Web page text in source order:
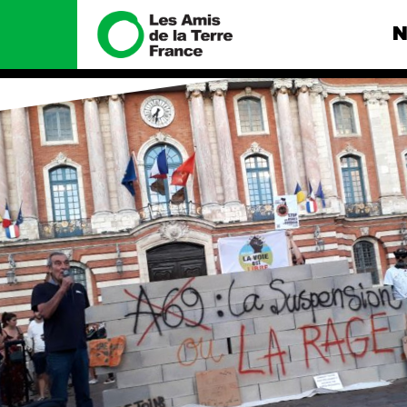
Nous connaître
Histoire
Manifeste
Missions et méthodes
Valeurs
Équipes et
fonctionnement
Le réseau dans le monde
Nos alliés
Je soutiens les Amis de la
Terre
Nos
Total, rendez-
tribunal
Gaz « naturel
enfumage
Mode : une
destructrice
Gaz au
violence
Nos autres